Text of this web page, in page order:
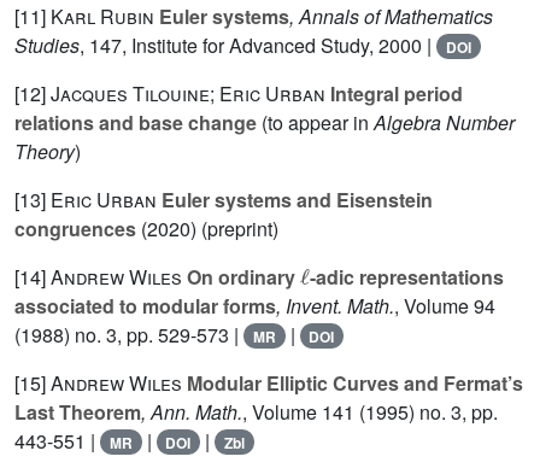
[11] Karl Rubin Euler systems, Annals of Mathematics
Studies, 147, Institute for Advanced Study, 2000 | DOI
[12]Jacques Tilouine; Eric Urban Integral period
relations and base change (to appear in Algebra Number
Theory)
[13] Eric Urban Euler systems and Eisenstein
congruences (2020) (preprint)
[14]Andrew Wiles On ordinary -adic representations
associated to modular forms, Invent. Math., Volume 94
(1988) no. 3, pp. 529-573 |
MR | DOI
[15]Andrew Wiles Modular Elliptic Curves and Fermat’s
Last Theorem, Ann. Math., Volume 141 (1995) no. 3, pp.
443-551 |
MR | DOI | Zbl